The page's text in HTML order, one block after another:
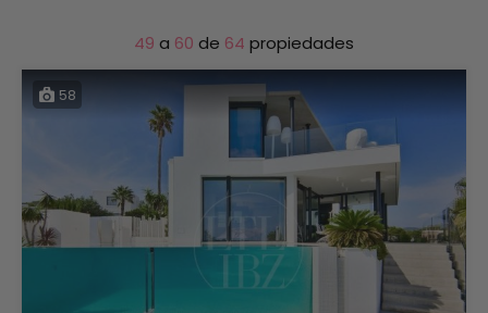
49 a 60 de 64 propiedades
58